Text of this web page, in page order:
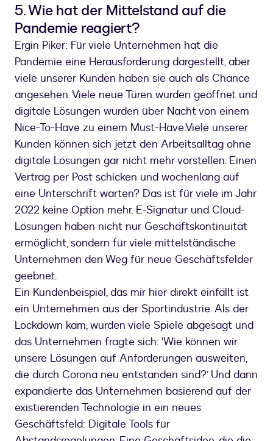
5. Wie hat der Mittelstand auf die
Pandemie reagiert?
Ergin Piker: Für viele Unternehmen hat die
Pandemie eine Herausforderung dargestellt, aber
viele unserer Kunden haben sie auch als Chance
angesehen. Viele neue Türen wurden geöffnet und
digitale Lösungen wurden über Nacht von einem
Nice-To-Have zu einem Must-Have.Viele unserer
Kunden können sich jetzt den Arbeitsalltag ohne
digitale Lösungen gar nicht mehr vorstellen. Einen
Vertrag per Post schicken und wochenlang auf
eine Unterschrift warten? Das ist für viele im Jahr
2022 keine Option mehr. E-Signatur und Cloud-
Lösungen haben nicht nur Geschäftskontinuität
ermöglicht, sondern für viele mittelständische
Unternehmen den Weg für neue Geschäftsfelder
geebnet.
Ein Kundenbeispiel, das mir hier direkt einfällt ist
ein Unternehmen aus der Sportindustrie. Als der
Lockdown kam, wurden viele Spiele abgesagt und
das Unternehmen fragte sich: ‘Wie können wir
unsere Lösungen auf Anforderungen ausweiten,
die durch Corona neu entstanden sind?’ Und dann
expandierte das Unternehmen basierend auf der
existierenden Technologie in ein neues
Geschäftsfeld: Digitale Tools für